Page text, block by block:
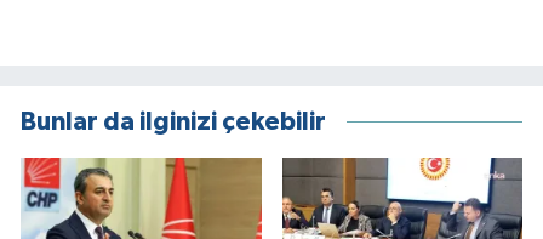
Bunlar da ilginizi çekebilir